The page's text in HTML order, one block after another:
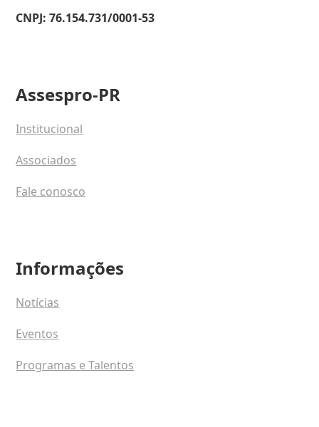
CNPJ: 76.154.731/0001-53
Assespro-PR
Institucional
Associados
Fale conosco
Informações
Notícias
Eventos
Programas e Talentos